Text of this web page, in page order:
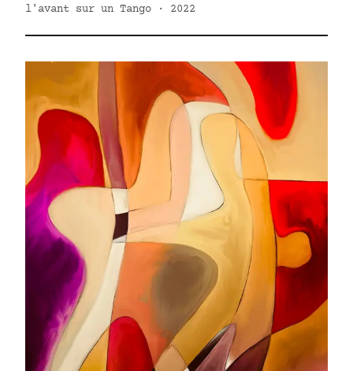
l'avant sur un Tango · 2022